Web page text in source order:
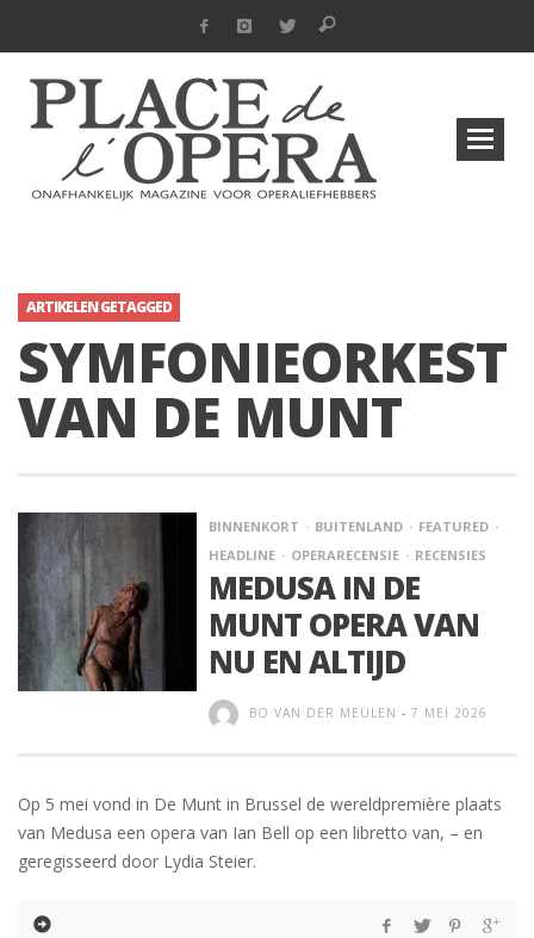
ARTIKELEN GETAGGED
SYMFONIEORKEST
VAN DE MUNT
BINNENKORT BUITENLAND
FEATURED
HEADLINE
OPERARECENSIE RECENSIES
MEDUSA IN DE
MUNT OPERA VAN
NU EN ALTIJD
BO VAN DER MEULEN - 7 MEI 2026
Op 5 mei vond in De Munt in Brussel de wereldpremière plaats
van Medusa een opera van Ian Bell op een libretto van, – en
geregisseerd door Lydia Steier.